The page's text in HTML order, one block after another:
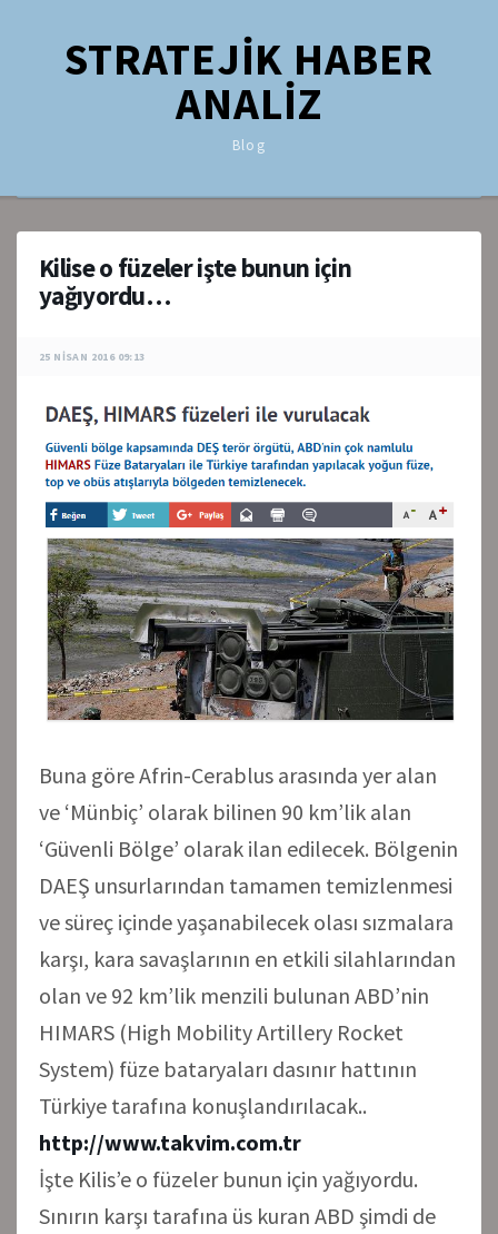
STRATEJİK HABER
ANALİZ
Blog
Kilise o füzeler işte bunun için
yağıyordu…
25 NISAN 2016 09:13
Buna göre Afrin-Cerablus arasında yer alan
ve ‘Münbiç’ olarak bilinen 90 km’lik alan
‘Güvenli Bölge’ olarak ilan edilecek. Bölgenin
DAEŞ unsurlarından tamamen temizlenmesi
ve süreç içinde yaşanabilecek olası sızmalara
karşı, kara savaşlarının en etkili silahlarından
olan ve 92 km’lik menzili bulunan ABD’nin
HIMARS (High Mobility Artillery Rocket
System) füze bataryaları dasınır hattının
Türkiye tarafına konuşlandırılacak..
http://www.takvim.com.tr
İşte Kilis’e o füzeler bunun için yağıyordu.
Sınırın karşı tarafına üs kuran ABD şimdi de